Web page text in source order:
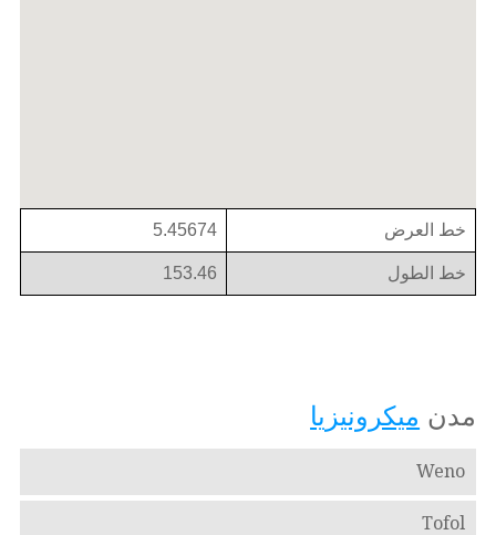
خط العرض 5.45674
خط الطول 153.46
مدن ميكرونيزيا
Weno
Tofol